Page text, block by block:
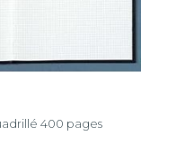
400 pages